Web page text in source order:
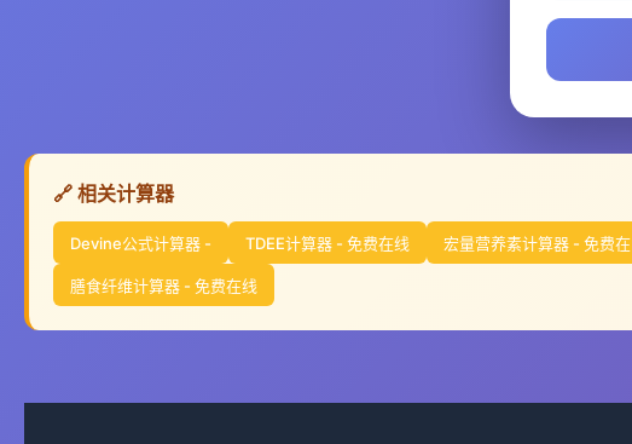
🔗 相关计算器
Devine公式计算器 - TDEE计算器 - 免费在线 宏量营养素计算器 - 免费在
膳食纤维计算器 - 免费在线